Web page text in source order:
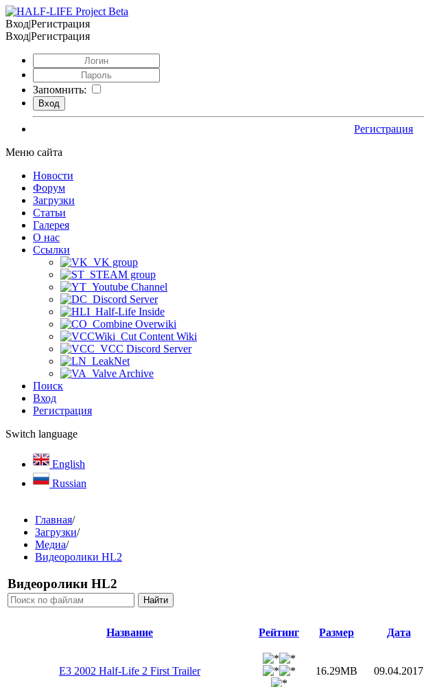
Вход|Регистрация
Вход|Регистрация
Запомнить:
Регистрация
Меню сайта
Новости
Форум
Загрузки
Статьи
Галерея
О нас
Ссылки
VK group
STEAM group
Youtube Channel
Discord Server
Half-Life Inside
Combine Overwiki
Cut Content Wiki
VCC Discord Server
LeakNet
Valve Archive
Поиск
Вход
Регистрация
Switch language
English
Russian
Главная/
Загрузки/
Медиа/
Видеоролики HL2
Видеоролики HL2
Название Рейтинг Размер Дата
E3 2002 Half-Life 2 First Trailer 16.29MB 09.04.2017